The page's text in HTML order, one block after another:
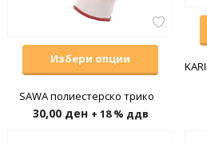
Избери опции
SAWA полиестерско трико
30,00 ден + 18 % ддв